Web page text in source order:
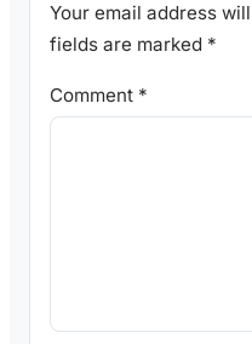
Your email address
fields are marked *
Comment *